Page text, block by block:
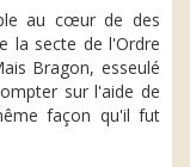
au cœur de des
la secte de l'Ordre
Bragon, esseulé
sur l'aide de
façon qu'il fut